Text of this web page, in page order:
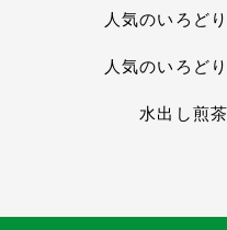
人気のいろど
人気のいろど
水出し煎